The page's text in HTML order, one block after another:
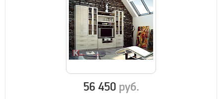
56 450 руб.